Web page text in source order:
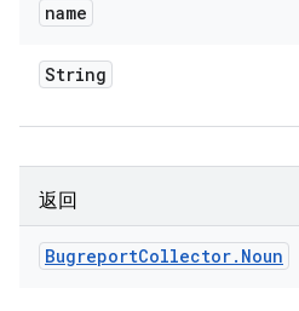
name
String
返回
BugreportCollector. Noun